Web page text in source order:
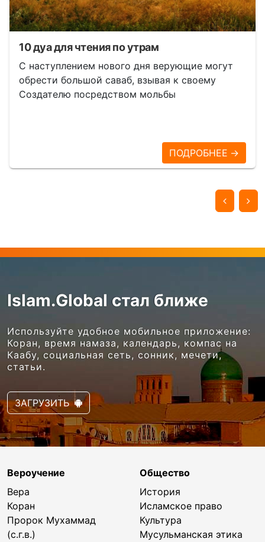
10 дуа для чтения по утрам
С наступлением нового дня верующие могут
обрести большой саваб, взывая к своему
Создателю посредством мольбы
ПОДРОБНЕЕ →
Islam.Global стал ближе
Используйте удобное мобильное приложение:
Коран, время намаза, календарь, компас на
Каабу, социальная сеть, сонник, мечети,
статьи.
ЗАГРУЗИТЬ
Вероучение
Вера
Коран
Пророк Мухаммад
(с.г.в.)
Общество
История
Исламское право
Культура
Мусульманская этика